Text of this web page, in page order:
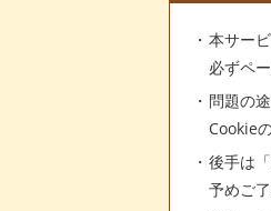
本サー
必ずペ
問題の
Cookie
後手は
予めご